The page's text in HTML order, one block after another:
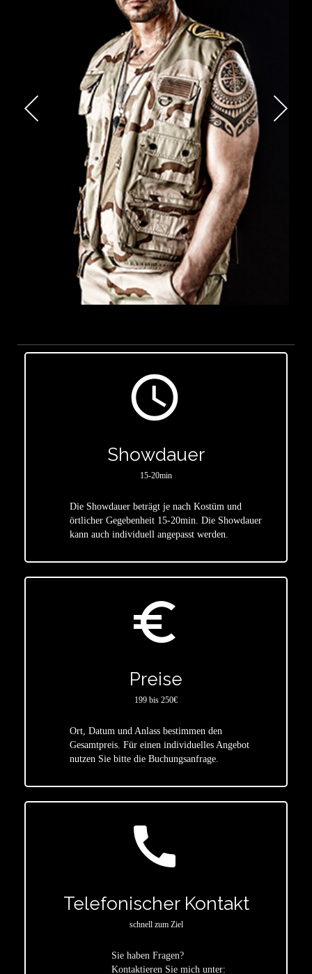
access_time
Showdauer
15-20min
Die Showdauer beträgt je nach Kostüm und
örtlicher Gegebenheit 15-20min. Die Showdauer
kann auch individuell angepasst werden.
euro_symbol
Preise
199 bis 250€
Ort, Datum und Anlass bestimmen den
Gesamtpreis. Für einen individuelles Angebot
nutzen Sie bitte die Buchungsanfrage.
call
Telefonischer Kontakt
schnell zum Ziel
Sie haben Fragen?
Kontaktieren Sie mich unter: